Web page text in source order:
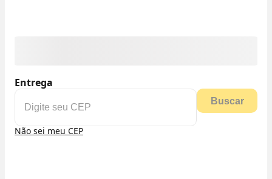
Entrega
Buscar
Não sei meu CEP